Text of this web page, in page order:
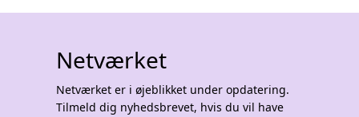
Netværket
Netværket er i øjeblikket under opdatering.
Tilmeld dig nyhedsbrevet, hvis du vil have